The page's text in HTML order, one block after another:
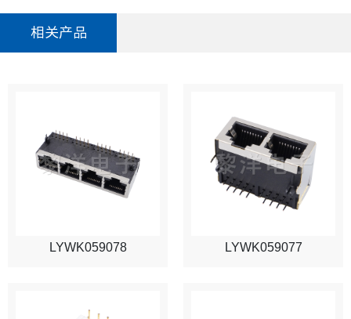
相关产品
LYWK059078 LYWK059077